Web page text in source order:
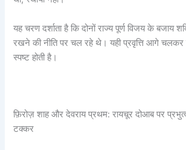
यह चरण दर्शाता है कि दोनों राज्य पूर्ण विजय के बजाय
रखने की नीति पर चल रहे थे। यही प्रवृत्ति आगे चलकर
स्पष्ट होती है।
फ़िरोज़ शाह और देवराय प्रथम: रायचूर दोआब पर
टक्कर